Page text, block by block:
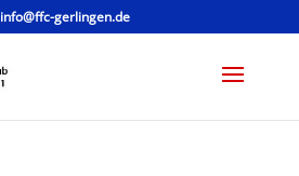
info@ffc-gerlingen.de